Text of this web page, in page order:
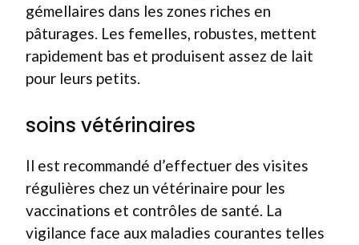
gémellaires dans les zones riches en
pâturages. Les femelles, robustes, mettent
rapidement bas et produisent assez de lait
pour leurs petits.
soins vétérinaires
Il est recommandé d’effectuer des visites
régulières chez un vétérinaire pour les
vaccinations et contrôles de santé. La
vigilance face aux maladies courantes telles